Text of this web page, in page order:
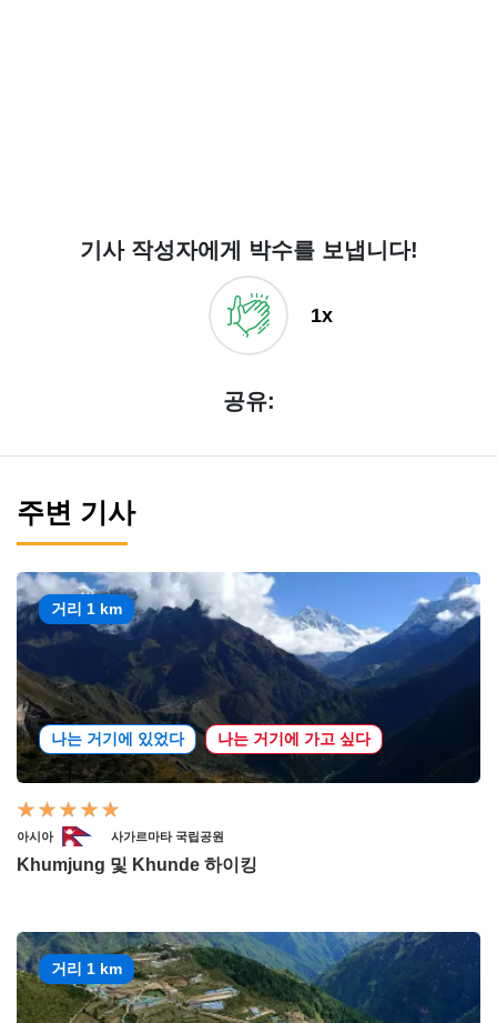
기사 작성자에게 박수를 보냅니다!
1x
공유:
주변 기사
거리 1 km
나는 거기에 있었다 나는 거기에 가고 싶다
아시아 사가르마타 국립공원
Khumjung 및 Khunde 하이킹
거리 1 km